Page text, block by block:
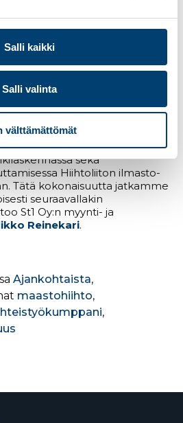
Salli kaikki
Salli valinta
välttämättömät
matkaa Hiihtoliiton
molemminpuolinen
kunnianhimoinen yhteistyön
jossa ei karteta
uusia tapoja kehittyä niin
Tärkeänä
yhtenä uutena
ilmastotyö. Olemme tukeneet
sekä
Hiihtoliiton ilmasto-
Tätä kokonaisuutta jatkamme
seuraavallakin
St1 Oy:n myynti- ja
Reinekari.
Ajankohtaista,
maastohiihto,
,